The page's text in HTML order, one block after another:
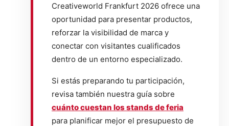
Creativeworld Frankfurt 2026 ofrece una
oportunidad para presentar productos,
reforzar la visibilidad de marca y
conectar con visitantes cualificados
dentro de un entorno especializado.
Si estás preparando tu participación,
revisa también nuestra guía sobre
cuánto cuestan los stands de feria
para planificar mejor el presupuesto de